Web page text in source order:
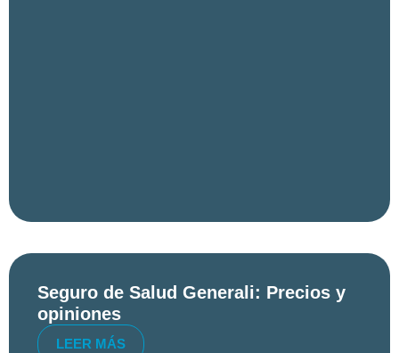
Seguro de Salud Generali: Precios y
opiniones
LEER MÁS